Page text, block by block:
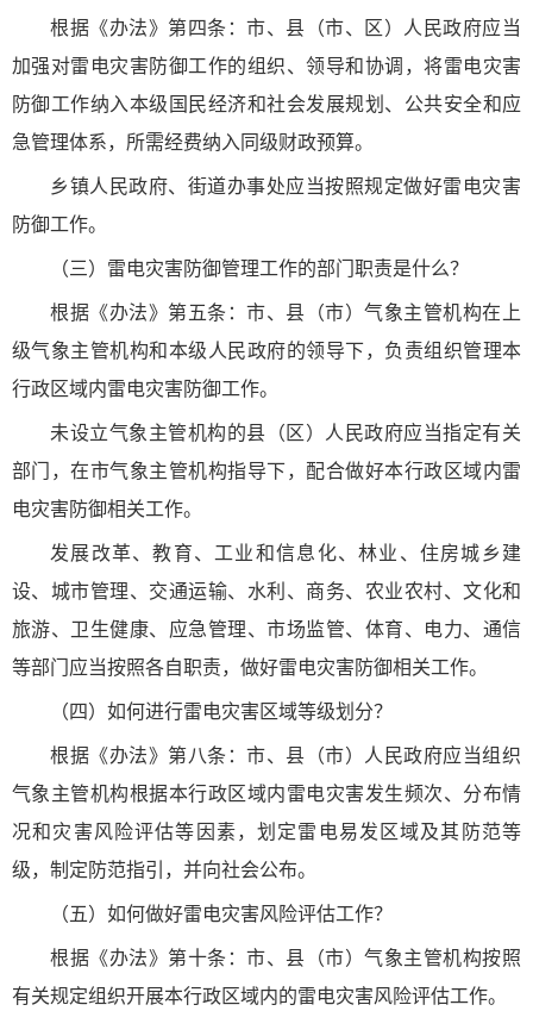
根据《办法》第四条：市、县（市、区）人民政府应当
加强对雷电灾害防御工作的组织、领导和协调，将雷电灾害
防御工作纳入本级国民经济和社会发展规划、公共安全和应
急管理体系，所需经费纳入同级财政预算。
乡镇人民政府、街道办事处应当按照规定做好雷电灾害
防御工作。
（三）雷电灾害防御管理工作的部门职责是什么？
根据《办法》第五条：市、县（市）气象主管机构在上
级气象主管机构和本级人民政府的领导下，负责组织管理本
行政区域内雷电灾害防御工作。
未设立气象主管机构的县（区）人民政府应当指定有关
部门，在市气象主管机构指导下，配合做好本行政区域内雷
电灾害防御相关工作。
发展改革、教育、工业和信息化、林业、住房城乡建
设、城市管理、交通运输、水利、商务、农业农村、文化和
旅游、卫生健康、应急管理、市场监管、体育、电力、通信
等部门应当按照各自职责，做好雷电灾害防御相关工作。
（四）如何进行雷电灾害区域等级划分？
根据《办法》第八条：市、县（市）人民政府应当组织
气象主管机构根据本行政区域内雷电灾害发生频次、分布情
况和灾害风险评估等因素，划定雷电易发区域及其防范等
级，制定防范指引，并向社会公布。
（五）如何做好雷电灾害风险评估工作？
根据《办法》第十条：市、县（市）气象主管机构按照
有关规定组织开展本行政区域内的雷电灾害风险评估工作。